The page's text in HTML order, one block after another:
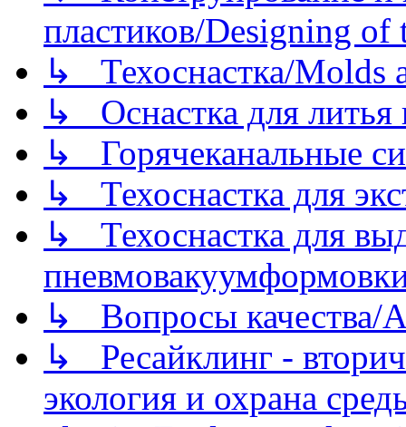
пластиков/Designing of
↳ Техоснастка/Molds
↳ Оснастка для литья
↳ Горячеканальные
↳ Техоснастка для
↳ Техоснастка для
↳ Вопросы качества/
↳ Ресайклинг -
экология и охрана